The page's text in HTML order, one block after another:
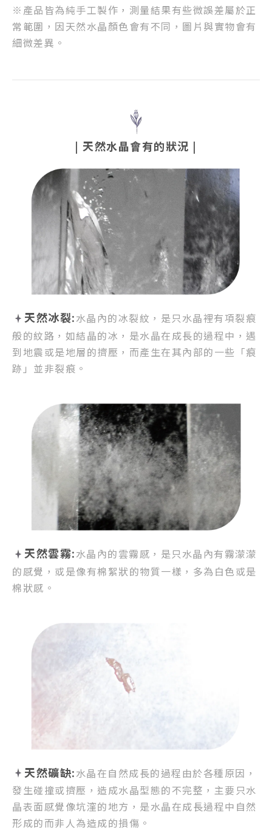
※產品皆為純手工製作，測量結果有些微誤差屬於正
常範圍，因天然水晶顏色會有不同，圖片與實物會有
細微差異。
| 天然水晶會有的狀況 |
天然冰裂:水晶內的冰裂紋， 是只水晶裡有項裂痕
般的紋路， 如結晶的冰，是水晶在成長的過程中， 遇
到地震或是地層的擠壓， 而產生在其內部的一些「痕
跡」並非裂痕。
天然雲霧:水晶內的雲霧感， 是只水晶內有霧濛濛
的感覺， 或是像有棉絮狀的物質一樣， 多為白色或是
棉狀感。
天然礦缺:水晶在自然成長的過程由於各種原因，
發生碰撞或擠壓， 造成水晶型態的不完整， 主要只水
晶表面感覺像坑漥的地方， 是水晶在成長過程中自然
形成的而非人為造成的損傷。